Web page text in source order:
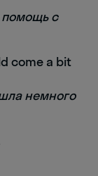
помощь с
come a bit
немного